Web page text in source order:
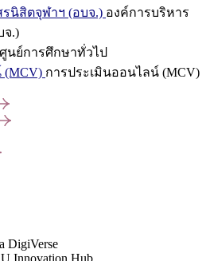
นิสิตจุฬาฯ (อบจ.) องค์การบริหาร
จ.)
ศูนย์การศึกษาทั่วไป
(MCV) การประเมินออนไลน์ (MCV)
DigiVerse